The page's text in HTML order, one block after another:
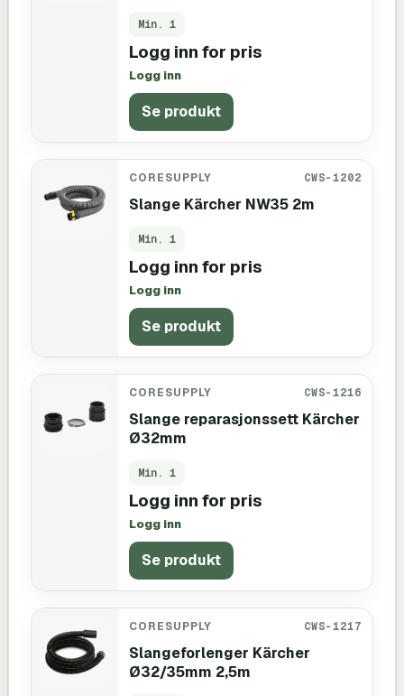
Min. 1
Logg inn for pris
Logg inn
Se produkt
CORESUPPLY CWS-1202
Slange Kärcher NW35 2m
Min. 1
Logg inn for pris
Logg inn
Se produkt
CORESUPPLY CWS-1216
Slange reparasjonssett Kärcher
Ø32mm
Min. 1
Logg inn for pris
Logg inn
Se produkt
CORESUPPLY CWS-1217
Slangeforlenger Kärcher
Ø32/35mm 2,5m